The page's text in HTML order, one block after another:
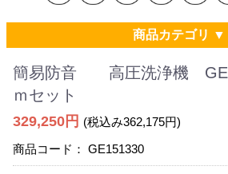
商品カテゴリ ▼
簡易防音 高圧洗浄機
ｍセット
329,250円 (税込み362,175円)
商品コード： GE151330